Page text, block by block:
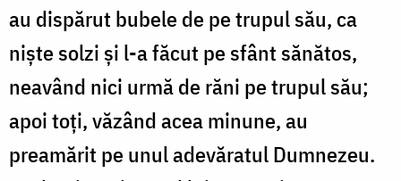
au dispărut bubele de pe trupul său, ca
nişte solzi şi l-a făcut pe sfânt sănătos,
neavând nici urmă de răni pe trupul său;
apoi toţi, văzând acea minune, au
preamărit pe unul adevăratul Dumnezeu.